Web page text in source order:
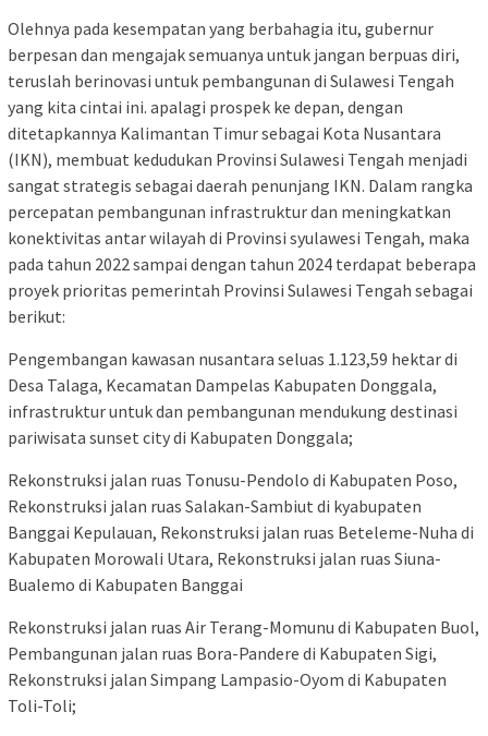
Olehnya pada kesempatan yang berbahagia itu, gubernur
berpesan dan mengajak semuanya untuk jangan berpuas diri,
teruslah berinovasi untuk pembangunan di Sulawesi Tengah
yang kita cintai ini. apalagi prospek ke depan, dengan
ditetapkannya Kalimantan Timur sebagai Kota Nusantara
(IKN), membuat kedudukan Provinsi Sulawesi Tengah menjadi
sangat strategis sebagai daerah penunjang IKN. Dalam rangka
percepatan pembangunan infrastruktur dan meningkatkan
konektivitas antar wilayah di Provinsi syulawesi Tengah, maka
pada tahun 2022 sampai dengan tahun 2024 terdapat beberapa
proyek prioritas pemerintah Provinsi Sulawesi Tengah sebagai
berikut:
Pengembangan kawasan nusantara seluas 1.123,59 hektar di
Desa Talaga, Kecamatan Dampelas Kabupaten Donggala,
infrastruktur untuk dan pembangunan mendukung destinasi
pariwisata sunset city di Kabupaten Donggala;
Rekonstruksi jalan ruas Tonusu-Pendolo di Kabupaten Poso,
Rekonstruksi jalan ruas Salakan-Sambiut di kyabupaten
Banggai Kepulauan, Rekonstruksi jalan ruas Beteleme-Nuha di
Kabupaten Morowali Utara, Rekonstruksi jalan ruas Siuna-
Bualemo di Kabupaten Banggai
Rekonstruksi jalan ruas Air Terang-Momunu di Kabupaten Buol,
Pembangunan jalan ruas Bora-Pandere di Kabupaten Sigi,
Rekonstruksi jalan Simpang Lampasio-Oyom di Kabupaten
Toli-Toli;